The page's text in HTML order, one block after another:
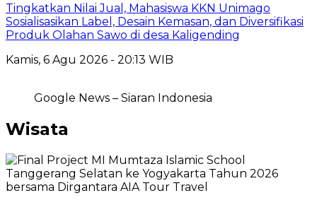
Tingkatkan Nilai Jual, Mahasiswa KKN Unimago
Sosialisasikan Label, Desain Kemasan, dan Diversifikasi
Produk Olahan Sawo di desa Kaligending
Kamis, 6 Agu 2026 - 20:13 WIB
Google News – Siaran Indonesia
Wisata